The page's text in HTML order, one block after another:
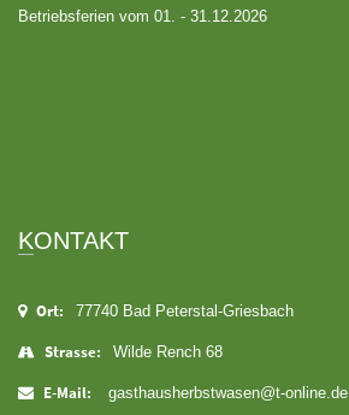
Betriebsferien vom 01. - 31.12.2026
KONTAKT
Ort: 77740 Bad Peterstal-Griesbach
Strasse: Wilde Rench 68
E-Mail: gasthausherbstwasen@t-online.de